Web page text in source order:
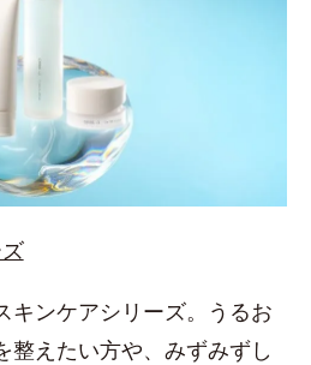
キンケアシリーズ。うるお
整えたい方や、みずみずし